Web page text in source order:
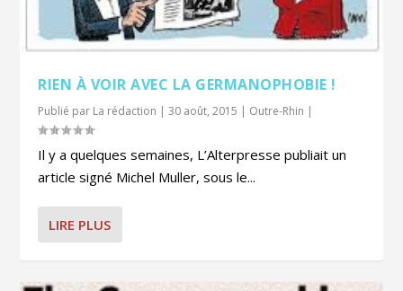
RIEN À VOIR AVEC LA GERMANOPHOBIE !
Publié par La rédaction |30 août, 2015 | Outre-Rhin |
Il y a quelques semaines, L’Alterpresse publiait un
article signé Michel Muller, sous le...
LIRE PLUS